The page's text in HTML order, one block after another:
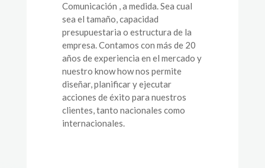
Comunicación , a medida. Sea cual
sea el tamaño, capacidad
presupuestaria o estructura de la
empresa. Contamos con más de 20
años de experiencia en el mercado y
nuestro know how nos permite
diseñar, planificar y ejecutar
acciones de éxito para nuestros
clientes, tanto nacionales como
internacionales.